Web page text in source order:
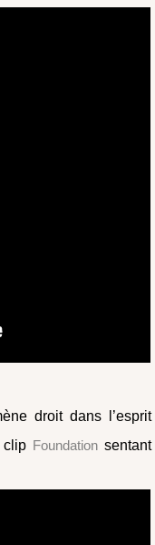
droit dans l’esprit
Foundationsentant